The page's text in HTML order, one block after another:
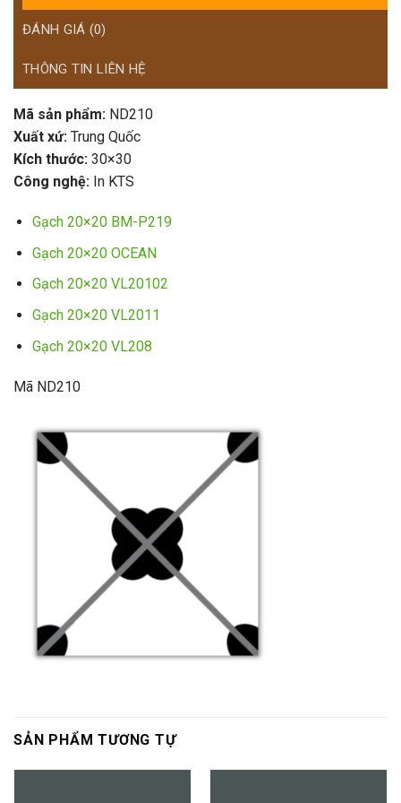
ĐÁNH GIÁ (0)
THÔNG TIN LIÊN HỆ
Mã sản phẩm: ND210
Xuất xứ: Trung Quốc
Kích thước: 30×30
Công nghệ: In KTS
Gạch 20×20 BM-P219
Gạch 20×20 OCEAN
Gạch 20×20 VL20102
Gạch 20×20 VL2011
Gạch 20×20 VL208
Mã ND210
SẢN PHẨM TƯƠNG TỰ